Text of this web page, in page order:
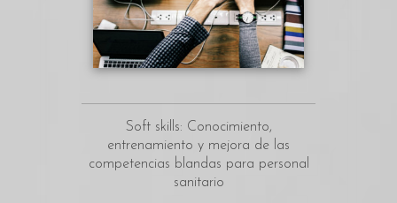
Soft skills: Conocimiento,
entrenamiento y mejora de las
competencias blandas para personal
sanitario